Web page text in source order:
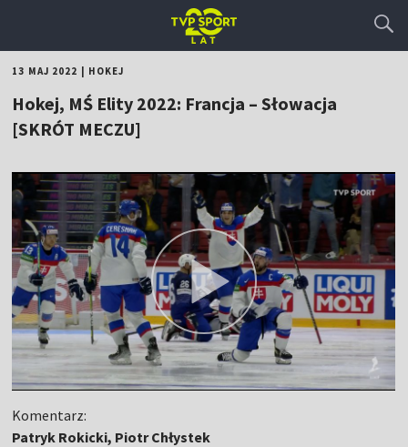
13 MAJ 2022 HOKEJ
Hokej, MŚ Elity 2022: Francja – Słowacja
[SKRÓT MECZU]
Komentarz:
Patryk Rokicki, Piotr Chłystek